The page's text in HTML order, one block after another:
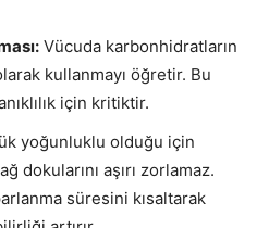
Vücuda karbonhidratların
kullanmayı öğretir. Bu
için kritiktir.
yoğunluklu olduğu için
dokularını aşırı zorlamaz.
süresini kısaltarak